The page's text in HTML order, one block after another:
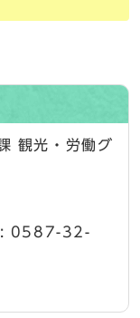
観光・労働グ
: 0587-32-